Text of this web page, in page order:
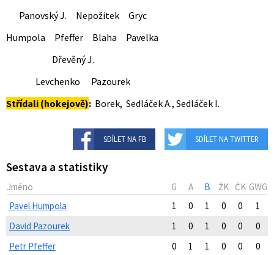
Panovský J. Nepožitek Gryc
Humpola Pfeffer Blaha Pavelka
Dřevěný J.
Levchenko Pazourek
Střídali (hokejově): Borek, Sedláček A., Sedláček I.
SDÍLET NA FB SDÍLET NA TWITTER
Sestava a statistiky
Jméno G A B ŽK ČK GWG
Pavel Humpola
1 0 1 0 0
1
David Pazourek
1 0 1 0 0
0
Petr Pfeffer
0 1 1 0 0
0